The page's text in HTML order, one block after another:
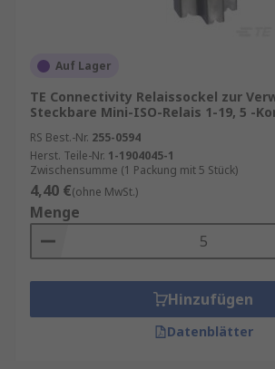
Auf Lager
TE Connectivity Relaissockel zur
Steckbare Mini-ISO-Relais 1-19, 5 -
RS Best.-Nr. 255-0594
Herst. Teile-Nr. 1-1904045-1
Zwischensumme (1 Packung mit 5 Stück)
4,40 €(ohne MwSt.)
Menge
Hinzufügen
Datenblätter